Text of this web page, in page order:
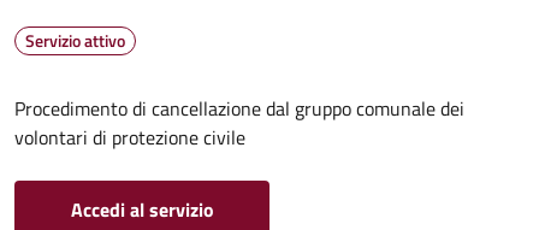
Servizio attivo
Procedimento di cancellazione dal gruppo comunale dei
volontari di protezione civile
Accedi al servizio